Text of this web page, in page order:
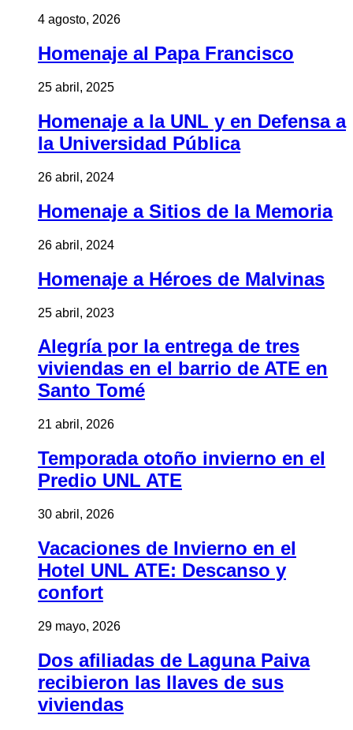
4 agosto, 2026
Homenaje al Papa Francisco
25 abril, 2025
Homenaje a la UNL y en Defensa a
la Universidad Pública
26 abril, 2024
Homenaje a Sitios de la Memoria
26 abril, 2024
Homenaje a Héroes de Malvinas
25 abril, 2023
Alegría por la entrega de tres
viviendas en el barrio de ATE en
Santo Tomé
21 abril, 2026
Temporada otoño invierno en el
Predio UNL ATE
30 abril, 2026
Vacaciones de Invierno en el
Hotel UNL ATE: Descanso y
confort
29 mayo, 2026
Dos afiliadas de Laguna Paiva
recibieron las llaves de sus
viviendas